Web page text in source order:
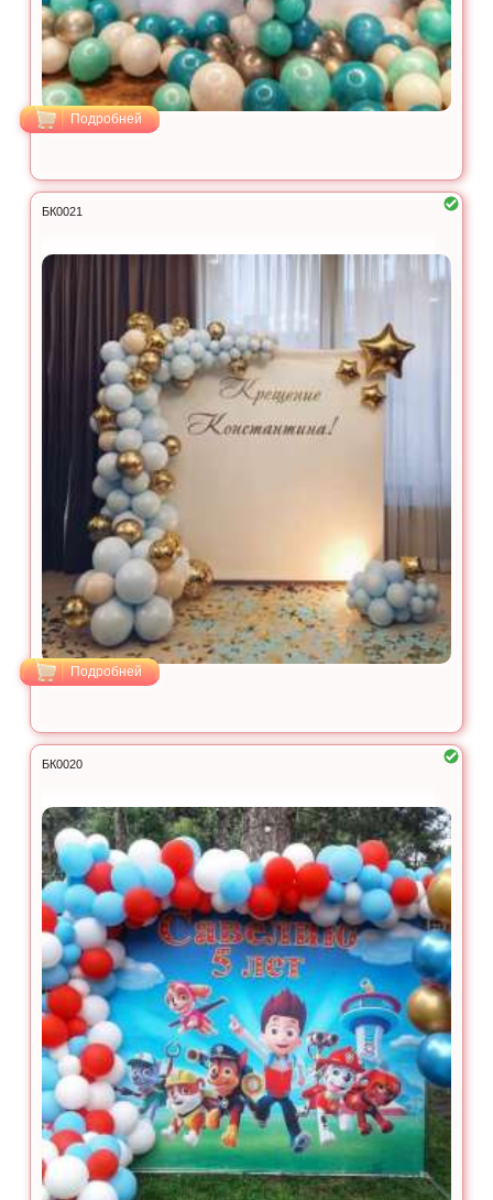
Подробней
БК0021
Подробней
БК0020